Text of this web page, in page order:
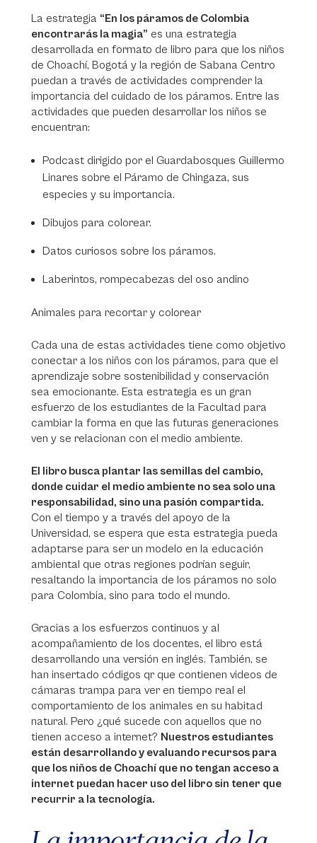
La estrategia “En los páramos de Colombia
encontrarás la magia” es una estrategia
desarrollada en formato de libro para que los niños
de Choachí, Bogotá y la región de Sabana Centro
puedan a través de actividades comprender la
importancia del cuidado de los páramos. Entre las
actividades que pueden desarrollar los niños se
encuentran:
Podcast dirigido por el Guardabosques Guillermo
Linares sobre el Páramo de Chingaza, sus
especies y su importancia.
Dibujos para colorear.
Datos curiosos sobre los páramos.
Laberintos, rompecabezas del oso andino
Animales para recortar y colorear
Cada una de estas actividades tiene como objetivo
conectar a los niños con los páramos, para que el
aprendizaje sobre sostenibilidad y conservación
sea emocionante. Esta estrategia es un gran
esfuerzo de los estudiantes de la Facultad para
cambiar la forma en que las futuras generaciones
ven y se relacionan con el medio ambiente.
El libro busca plantar las semillas del cambio,
donde cuidar el medio ambiente no sea solo una
responsabilidad, sino una pasión compartida.
Con el tiempo y a través del apoyo de la
Universidad, se espera que esta estrategia pueda
adaptarse para ser un modelo en la educación
ambiental que otras regiones podrían seguir,
resaltando la importancia de los páramos no solo
para Colombia, sino para todo el mundo.
Gracias a los esfuerzos continuos y al
acompañamiento de los docentes, el libro está
desarrollando una versión en inglés. También, se
han insertado códigos qr que contienen videos de
cámaras trampa para ver en tiempo real el
comportamiento de los animales en su habitad
natural. Pero ¿qué sucede con aquellos que no
tienen acceso a internet? Nuestros estudiantes
están desarrollando y evaluando recursos para
que los niños de Choachí que no tengan acceso a
internet puedan hacer uso del libro sin tener que
recurrir a la tecnología.